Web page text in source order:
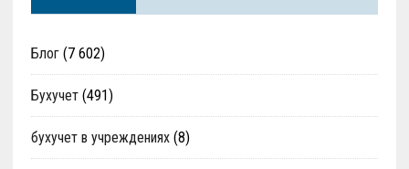
Блог(7 602)
Бухучет(491)
бухучет в учреждениях(8)